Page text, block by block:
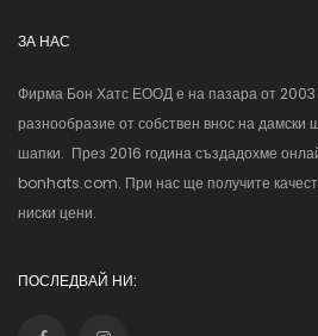
ЗА НАС
Фирма Бон Хатс ЕООД е на пазара от 2003
разнообразие от собствен внос на дамски
шапки. През 2016 година създадохме
bonhats.com. При нас ще получите
ниски цени.
ПОСЛЕДВАЙ НИ: